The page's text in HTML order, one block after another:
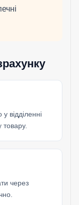
відділенні
через